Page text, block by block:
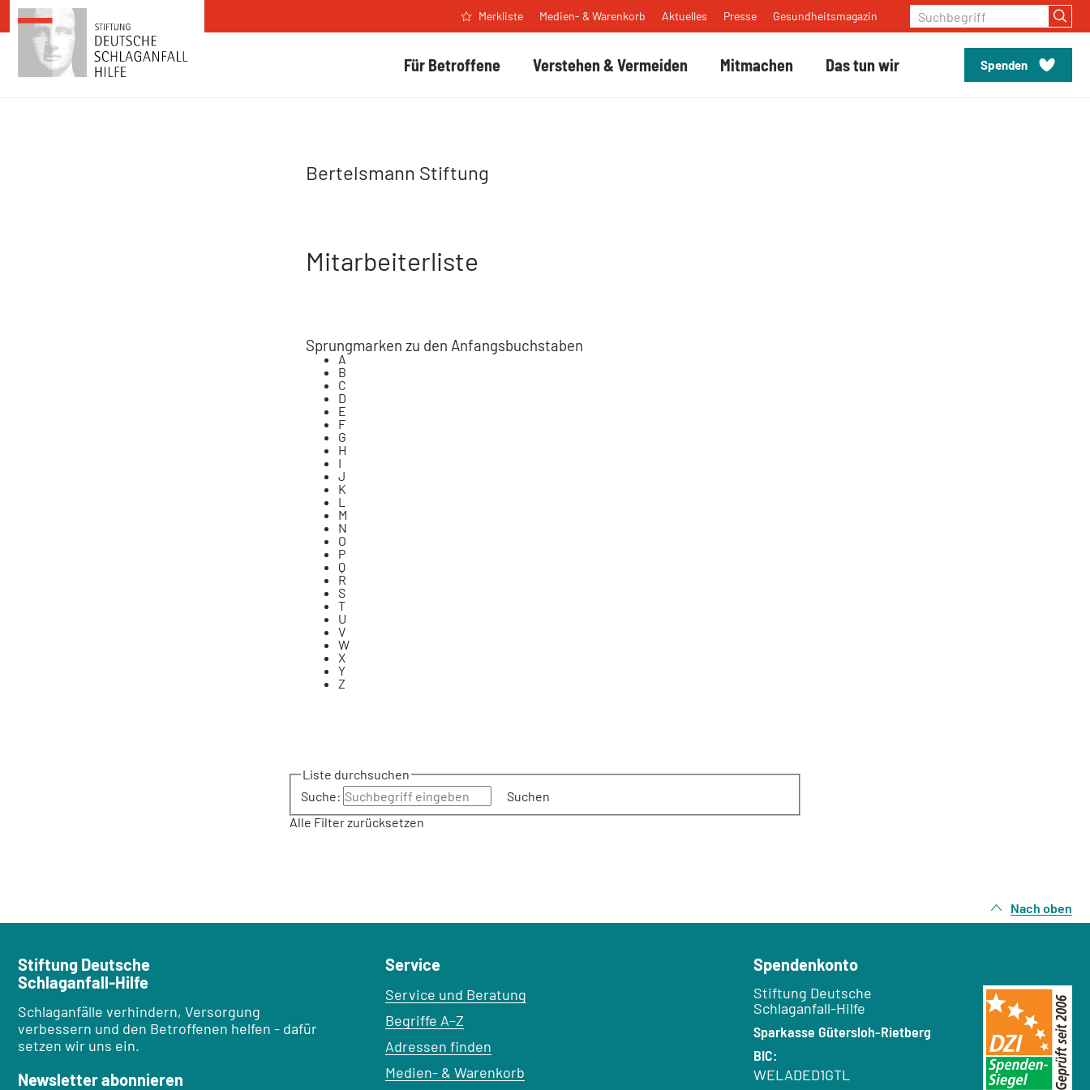
Zum Inhalt springen
Für Betroffene Verstehen & Vermeiden Mitmachen Das tun wir Spenden
Merkliste Medien- & Warenkorb Aktuelles Presse Gesundheitsmagazin Suchbegriff
Bertelsmann Stiftung
Mitarbeiterliste
Sprungmarken zu den Anfangsbuchstaben
A
B
C
D
E
F
G
H
I
J
K
L
M
N
O
P
Q
R
S
T
U
V
W
X
Y
Z
Liste durchsuchen
Suche:
Suchen
Alle Filter zurücksetzen
Nach oben
Stiftung Deutsche
Schlaganfall-Hilfe
Schlaganfälle verhindern, Versorgung
verbessern und den Betroffenen helfen - dafür
setzen wir uns ein.
Newsletter abonnieren
Service
Service und Beratung
Begriffe A–Z
Adressen finden
Medien- & Warenkorb
Spendenkonto
Empfänger:
Stiftung Deutsche
Schlaganfall-Hilfe
Bank:
Sparkasse Gütersloh-Rietberg
BIC:
WELADED1GTL